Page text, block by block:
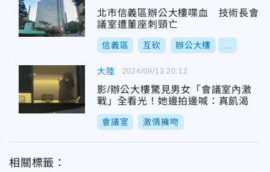
北市信義區辦公大樓喋血 技術長會
議室遭董座刺頸亡
信義區 互砍 辦公大樓
大陸
影/辦公大樓驚見男女「會議室內激
戰」全看光！她邊拍邊喊：真飢渴
會議室 激情擁吻
2024/09/13 20:12
相關標籤：